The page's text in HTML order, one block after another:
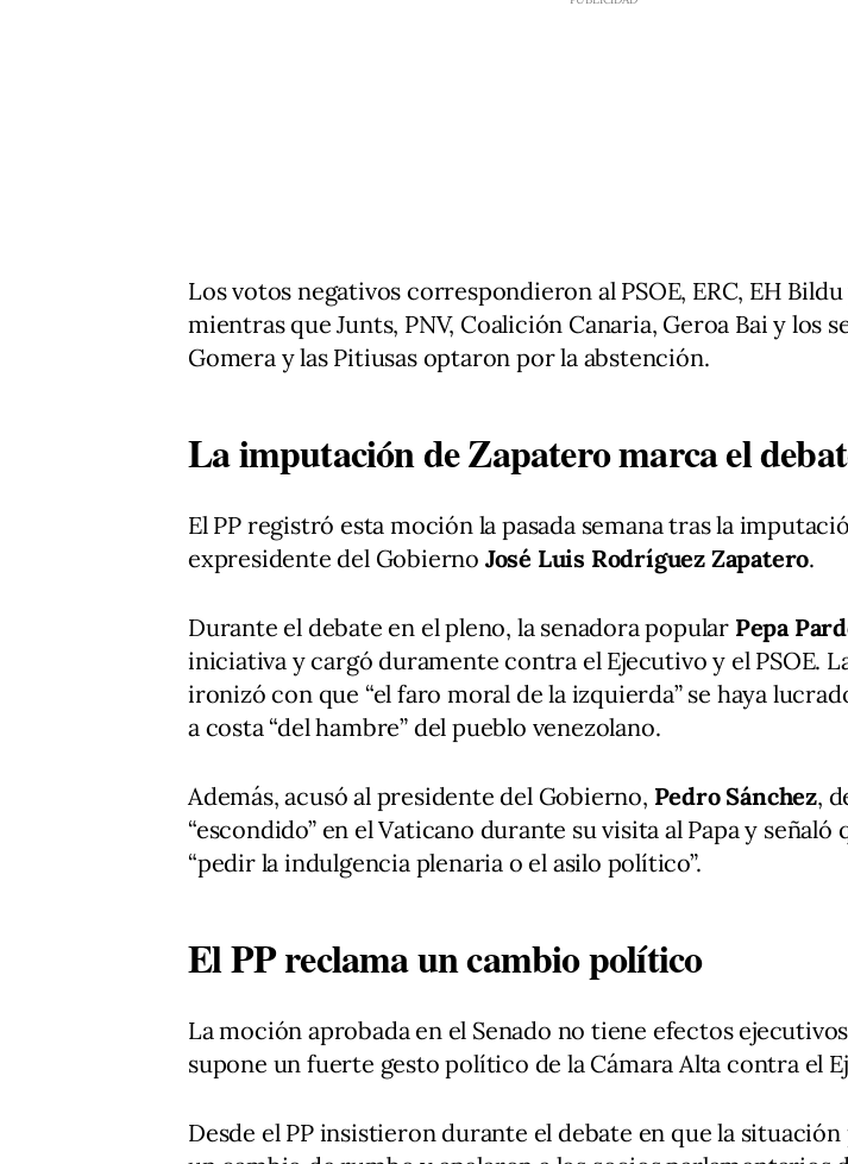
Los votos negativos correspondieron al PSOE, ERC, EH
mientras que Junts, PNV, Coalición Canaria, Geroa Bai y los
Gomera y las Pitiusas optaron por la abstención.
La imputación de Zapatero marca el
El PP registró esta moción la pasada semana tras la
expresidente del Gobierno José Luis Rodríguez Zapatero.
Durante el debate en el pleno, la senadora popular Pepa
iniciativa y cargó duramente contra el Ejecutivo y el PSOE.
ironizó con que “el faro moral de la izquierda” se haya
a costa “del hambre” del pueblo venezolano.
Además, acusó al presidente del Gobierno, Pedro Sánchez,
“escondido” en el Vaticano durante su visita al Papa y señaló
“pedir la indulgencia plenaria o el asilo político”.
El PP reclama un cambio político
La moción aprobada en el Senado no tiene efectos
supone un fuerte gesto político de la Cámara Alta contra el
Desde el PP insistieron durante el debate en que la